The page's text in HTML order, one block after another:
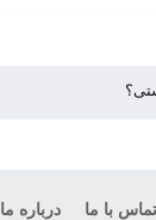
تماس با ما درباره ما